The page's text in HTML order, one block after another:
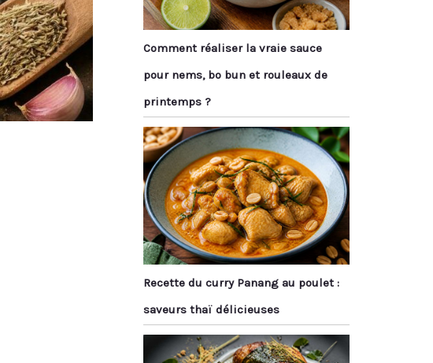
Comment réaliser la vraie sauce
pour nems, bo bun et rouleaux de
printemps ?
Recette du curry Panang au poulet :
saveurs thaï délicieuses